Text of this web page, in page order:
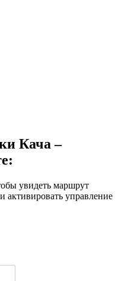
Кача –
увидеть маршрут
активировать управление